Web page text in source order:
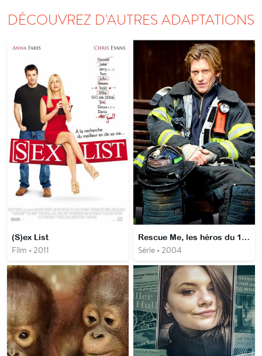
DÉCOUVREZ D'AUTRES ADAPTATIONS
(S)ex List
Film • 2011
Rescue Me, les héros du 11 septembre
Série • 2004